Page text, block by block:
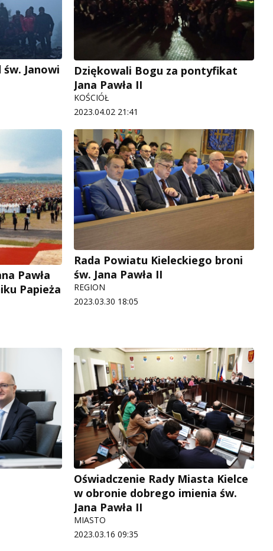
św. Janowi
Dziękowali Bogu za pontyfikat
Jana Pawła II
KOŚCIÓŁ
2023.04.02 21:41
Pawła
Papieża
Rada Powiatu Kieleckiego broni
św. Jana Pawła II
REGION
2023.03.30 18:05
Oświadczenie Rady Miasta Kielce
w obronie dobrego imienia św.
Jana Pawła II
MIASTO
2023.03.16 09:35